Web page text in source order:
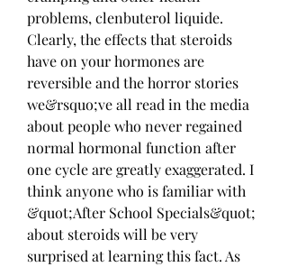
problems, clenbuterol liquide.
Clearly, the effects that steroids
have on your hormones are
reversible and the horror stories
we&rsquo;ve all read in the media
about people who never regained
normal hormonal function after
one cycle are greatly exaggerated. I
think anyone who is familiar with
&quot;After School Specials&quot;
about steroids will be very
surprised at learning this fact. As